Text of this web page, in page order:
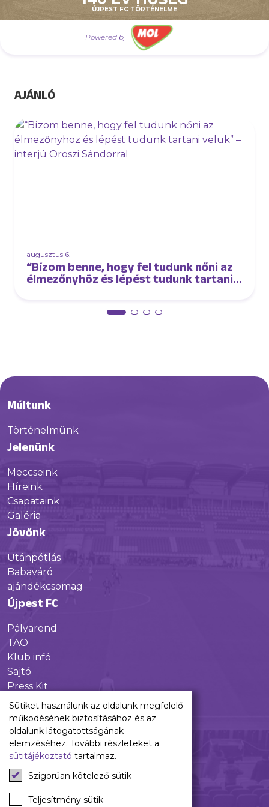
ÚJPEST FC TÖRTÉNELME
Powered by
Február 22., szombat: Újpest FC–KÉSZ-St.
Mihály (NB I)
AJÁNLÓ
augusztus 6.
“Bízom benne, hogy fel tudunk nőni az
élmezőnyhöz és lépést tudunk tartani
Múltunk
Történelmünk
Jelenünk
Meccseink
Híreink
Csapataink
Galéria
Jövőnk
Utánpótlás
Babaváró
ajándékcsomag
Újpest FC
Pályarend
TAO
Klub infó
Sajtó
Press Kit
Újpest FC Shop
Digitális felületeink
Facebook
Instagram
Tiktok
Youtube
Spotify
Sütiket használunk az oldalunk megfelelő
működésének biztosításához és az
oldalunk látogatottságának
elemzéséhez. További részleteket a
sütitájékoztató tartalmaz.
Szigorúan kötelező sütik
Teljesítmény sütik